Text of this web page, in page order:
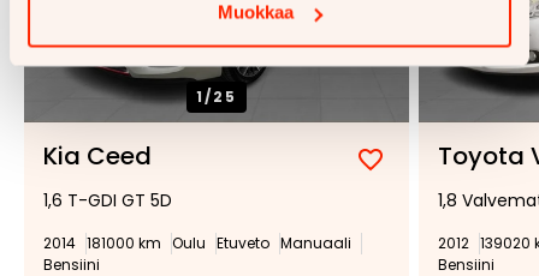
Muokkaa
1/25
Kia Ceed
Lisää
suosikiksi
Poista
suosikeista
1,6 T-GDI GT 5D
2014 181000 km Oulu Etuveto Manuaali
Bensiini
Toyota
1,8
2012 139020
Bensiini